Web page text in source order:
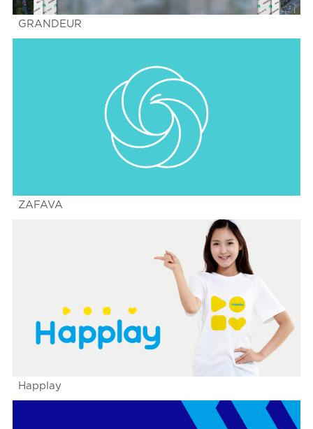
GRANDEUR
ZAFAVA
Happlay